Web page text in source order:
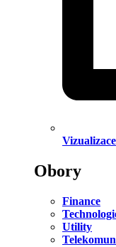
Obory
Finance
Utility